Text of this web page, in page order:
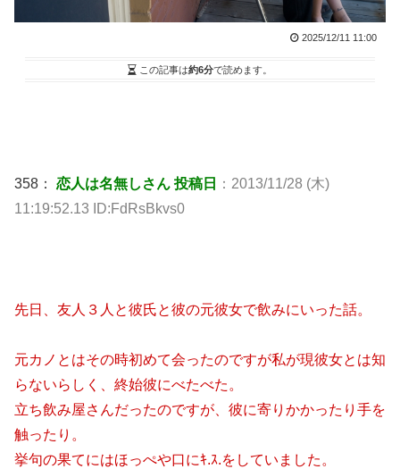
2025/12/11 11:00
この記事は約6分で読めます。
358： 恋人は名無しさん 投稿日
：2013/11/28 (木)
11:19:52.13 ID:FdRsBkvs0
先日、友人３人と彼氏と彼の元彼女で飲みにいった話。
元カノとはその時初めて会ったのですが私が現彼女とは知
らないらしく、終始彼にべたべた。
立ち飲み屋さんだったのですが、彼に寄りかかったり手を
触ったり。
挙句の果てにはほっぺや口にｷ.ｽ.をしていました。